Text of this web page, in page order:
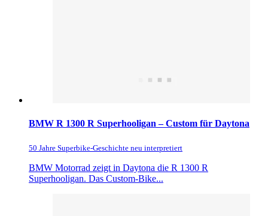
BMW R 1300 R Superhooligan – Custom für Daytona
50 Jahre Superbike-Geschichte neu interpretiert
BMW Motorrad zeigt in Daytona die R 1300 R
Superhooligan. Das Custom-Bike...